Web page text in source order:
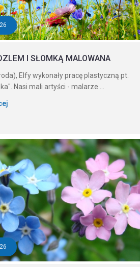
I SŁOMKĄ MALOWANA
Elfy wykonały pracę plastyczną pt.
Nasi mali artyści - malarze ...